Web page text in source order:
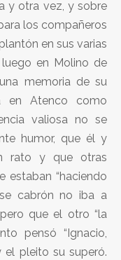
y otra vez, y sobre
los compañeros
en sus varias
en Molino de
memoria de su
en Atenco como
valiosa no se
humor, que él y
rato y que otras
estaban “haciendo
cabrón no iba a
que el otro “la
pensó “Ignacio,
el pleito su superó.